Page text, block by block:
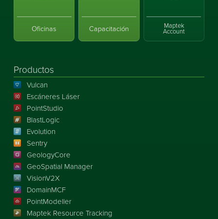
Oficinas Capacitación Maptek
Account
Productos
Vulcan
Escáneres Láser
PointStudio
BlastLogic
Evolution
Sentry
GeologyCore
GeoSpatial Manager
VisionV2X
DomainMCF
PointModeller
Maptek Resource Tracking